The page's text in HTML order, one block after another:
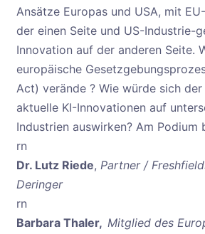
Ansätze Europas und USA, mit
der einen Seite und US-Industrie-
Innovation auf der anderen Seite.
europäische
Act) verände ? Wie würde sich
aktuelle KI-Innovationen auf
Industrien auswirken? Am Podium
rn
Dr. Lutz Riede, Partner /
Deringer
rn
Barbara Thaler, Mitglied des